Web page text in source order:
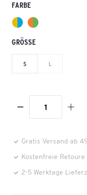
FARBE
GRÖSSE
S L
Gratis Versand ab
Kostenfreie
2-5 Werktage